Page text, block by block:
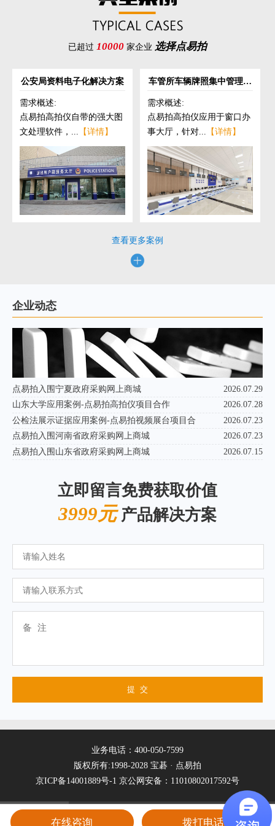
已超过 10000 家企业 选择点易拍
公安局资料电子化解决方案
需求概述:
点易拍高拍仪自带的强大图
文处理软件，... 【详情】
车管所车辆牌照集中管理解
需求概述:
点易拍高拍仪应用于窗口办
事大厅，针对... 【详情】
查看更多案例
企业动态
点易拍入围宁夏政府采购网上商城
2026.07.29
山东大学应用案例-点易拍高拍仪项目合作
2026.07.28
公检法展示证据应用案例-点易拍视频展台项目合
2026.07.23
点易拍入围河南省政府采购网上商城
2026.07.23
点易拍入围山东省政府采购网上商城
2026.07.15
立即留言免费获取价值
3999元产品解决方案
业务电话：400-050-7599
版权所有:1998-2028 宝碁 · 点易拍
京ICP备14001889号-1 京公网安备：11010802017592号
在线咨询 拨打电话